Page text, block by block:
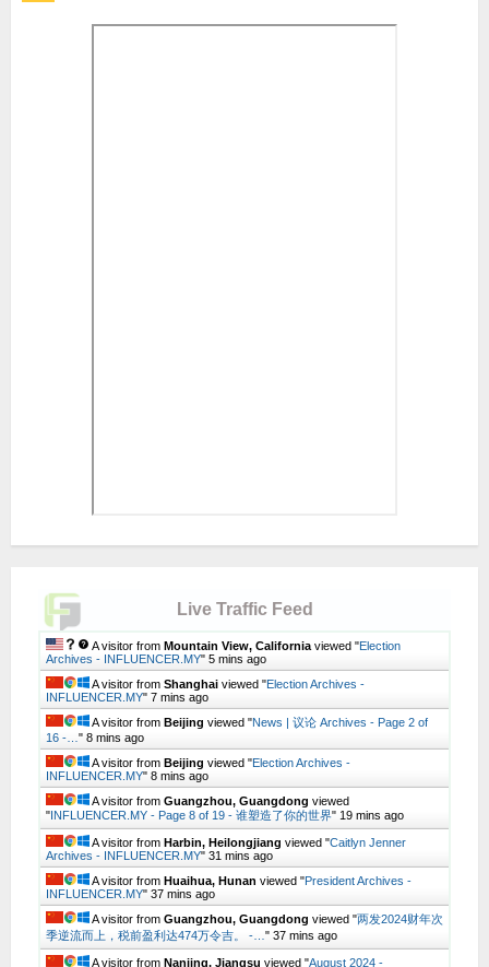
Live Traffic Feed
A visitor from Mountain View, California viewed "Election
Archives - INFLUENCER.MY" 5 mins ago
A visitor from Shanghai viewed "Election Archives -
INFLUENCER.MY" 7 mins ago
A visitor from Beijing viewed "News | 议论 Archives - Page 2 of
16 -… " 8 mins ago
A visitor from Beijing viewed "Election Archives -
INFLUENCER.MY" 8 mins ago
A visitor from Guangzhou, Guangdong viewed
"INFLUENCER.MY - Page 8 of 19 - 谁塑造了你的世界" 19 mins ago
A visitor from Harbin, Heilongjiang viewed "Caitlyn Jenner
Archives - INFLUENCER.MY" 31 mins ago
A visitor from Huaihua, Hunan viewed "President Archives -
INFLUENCER.MY" 37 mins ago
A visitor from Guangzhou, Guangdong viewed "两发2024财年次
季逆流而上，税前盈利达474万令吉。 -… " 37 mins ago
A visitor from Nanjing, Jiangsu viewed "August 2024 -